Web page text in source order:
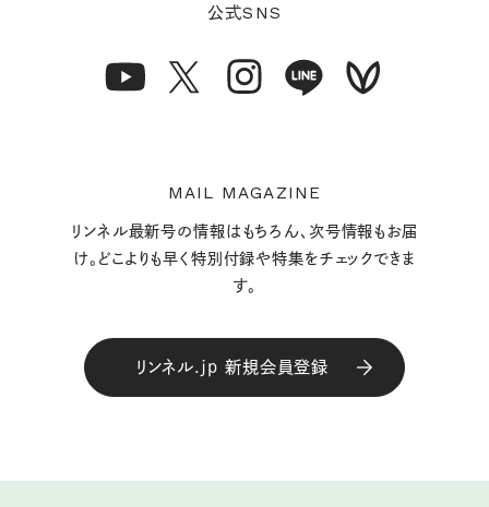
公式SNS
MAIL MAGAZINE
リンネル最新号の情報はもちろん、次号情報もお届
け。どこよりも早く特別付録や特集をチェックできま
す。
リンネル.jp 新規会員登録